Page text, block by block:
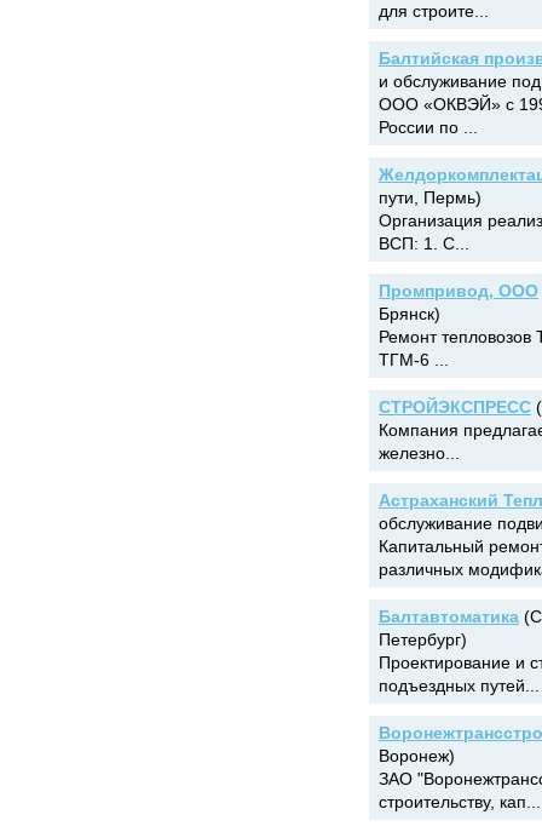
для строите...
Балтийская
и обслуживание
ООО «ОКВЭЙ» с
России по ...
пути, Пермь)
Организация
ВСП: 1. С...
Промпривод, ООО
Брянск)
Ремонт
ТГМ-6 ...
СТРОЙЭКСПРЕСС
Компания
железно...
Астраханский
обслуживание
Капитальный
различных
Балтавтоматика
Петербург)
Проектирование и
подъездных путей...
Воронеж)
ЗАО
строительству, кап...